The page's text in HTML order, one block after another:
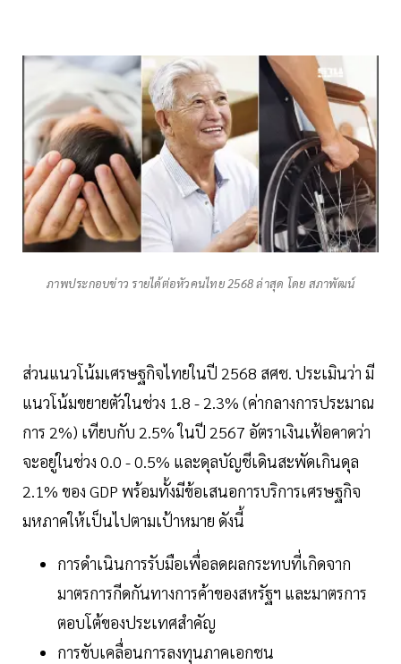
ภาพประกอบข่าว รายได้ต่อหัวคนไทย 2568 ล่าสุด โดย สภาพัฒน์
ส่วนแนวโน้มเศรษฐกิจไทยในปี 2568 สศช. ประเมินว่า มี
แนวโน้มขยายตัวในช่วง 1.8 - 2.3% (ค่ากลางการประมาณ
การ 2%) เทียบกับ 2.5% ในปี 2567 อัตราเงินเฟ้อคาดว่า
จะอยู่ในช่วง 0.0 - 0.5% และดุลบัญชีเดินสะพัดเกินดุล
2.1% ของ GDP พร้อมทั้งมีข้อเสนอการบริการเศรษฐกิจ
มหภาคให้เป็นไปตามเป้าหมาย ดังนี้
การดำเนินการรับมือเพื่อลดผลกระทบที่เกิดจาก
มาตรการกีดกันทางการค้าของสหรัฐฯ และมาตรการ
ตอบโต้ของประเทศสำคัญ
การขับเคลื่อนการลงทุนภาคเอกชน